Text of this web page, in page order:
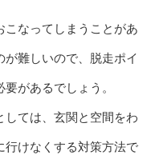
こなってしまうことがあ
が難しいので、脱走ポイ
があるでしょう。
しては、玄関と空間をわ
行けなくする対策方法で